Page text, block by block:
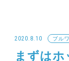
2020.8.10 ブル
まずはホ